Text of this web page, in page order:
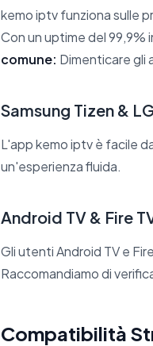
kemo iptv funziona sulle
Con un uptime del 99,9%
comune: Dimenticare gli
Samsung Tizen &
L'app kemo iptv è facile
un'esperienza fluida.
Android TV & Fire
Gli utenti Android TV e
Raccomandiamo di
Compatibilità